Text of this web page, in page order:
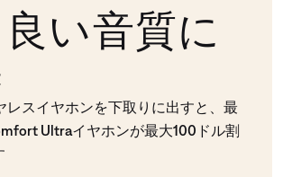
い音質に
レスイヤホンを下取りに出すと、最
Ultraイヤホンが最大100ドル割